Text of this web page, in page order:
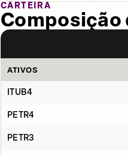
CARTEIRA
ATIVOS
ITUB4
PETR4
PETR3